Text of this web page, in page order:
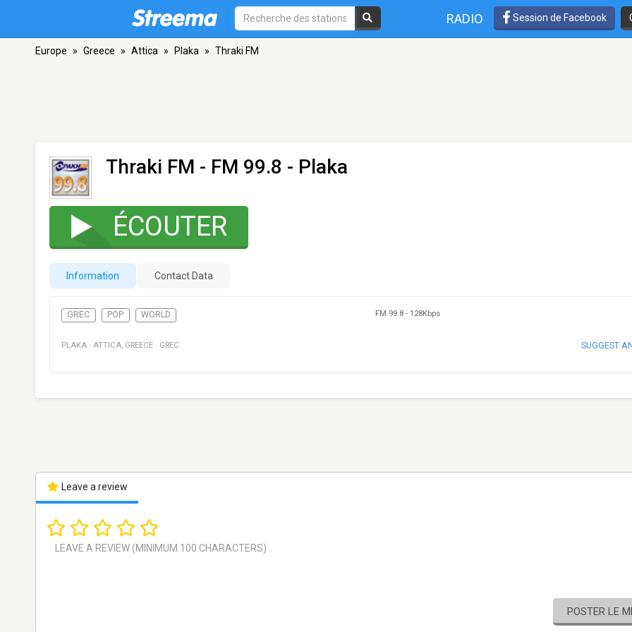
RADIO Session de Facebook
Europe » Greece » Attica » Plaka » Thraki FM
Thraki FM - FM 99.8 - Plaka
ÉCOUTER
Information Contact Data
GREC POP WORLD FM 99.8 - 128Kbps
PLAKA · ATTICA, GREECE · GREC SUGGEST
Leave a review
POSTER LE